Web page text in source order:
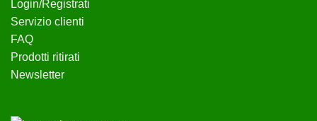
Login/Registrati
Servizio clienti
FAQ
Prodotti ritirati
Newsletter